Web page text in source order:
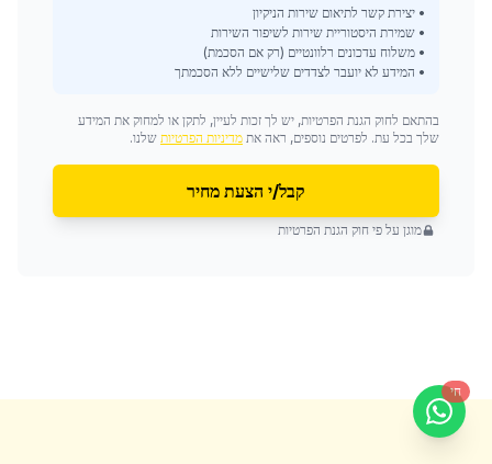
• יצירת קשר לתיאום שירות הניקיון
• שמירת היסטוריית שירות לשיפור השירות
• משלוח עדכונים רלוונטיים (רק אם הסכמת)
• המידע לא יועבר לצדדים שלישיים ללא הסכמתך
בהתאם לחוק הגנת הפרטיות, יש לך זכות לעיין, לתקן או למחוק את המידע
שלך בכל עת. לפרטים נוספים, ראה את מדיניות הפרטיות שלנו.
קבל/י הצעת מחיר
מוגן על פי חוק הגנת הפרטיות
חי